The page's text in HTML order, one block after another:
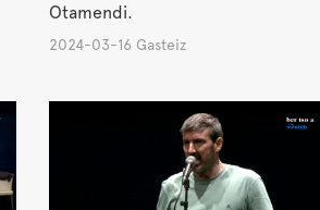
Otamendi.
2024-03-16 Gasteiz